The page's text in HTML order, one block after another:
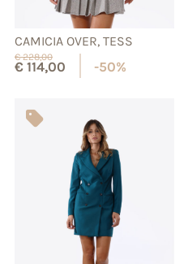
CAMICIA OVER, TESS
€228,00
€114,00 -50%